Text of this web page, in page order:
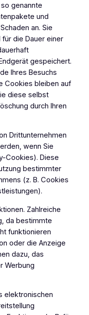
genannte
und
an. Sie
die Dauer einer
gespeichert.
Ihres Besuchs
Cookies bleiben auf
diese selbst
durch Ihren
Drittunternehmen
wenn Sie
Cookies). Diese
bestimmter
(z. B. Cookies
Zahlreiche
da bestimmte
funktionieren
oder die Anzeige
dazu, das
Werbung
elektronischen